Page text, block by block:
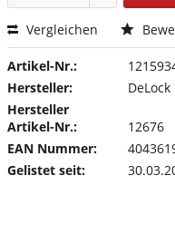
Vergleichen
Artikel-Nr.:
Hersteller:
DeLock
Hersteller
Artikel-Nr.:
12676
EAN Nummer:
Gelistet seit: